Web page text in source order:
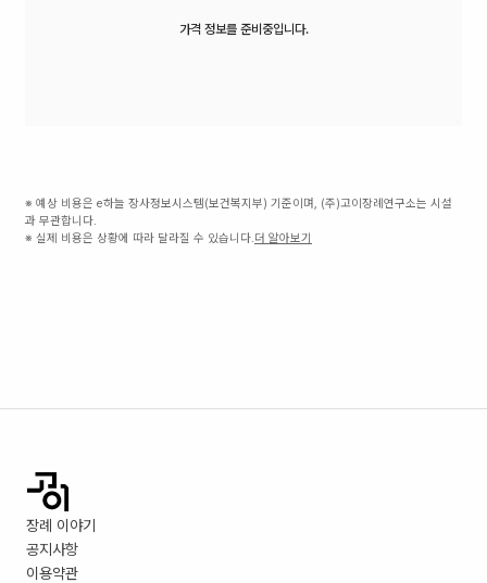
가격 정보를 준비중입니다.
※ 예상 비용은 e하늘 장사정보시스템(보건복지부) 기준이며, (주)고이장례연구소는 시설
과 무관합니다.
※ 실제 비용은 상황에 따라 달라질 수 있습니다.더 알아보기
장례 이야기
공지사항
이용약관